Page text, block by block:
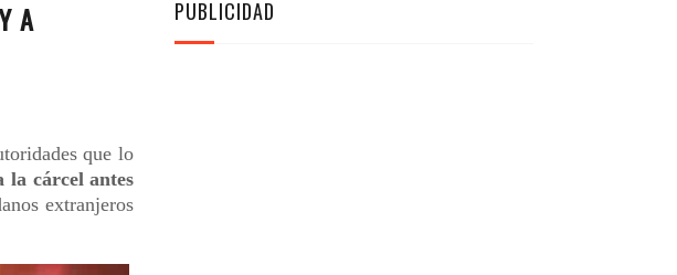
A
que lo
la cárcel antes
extranjeros
PUBLICIDAD